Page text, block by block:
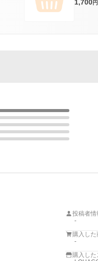
1,700
投稿者情
-
購入した
-
購入した